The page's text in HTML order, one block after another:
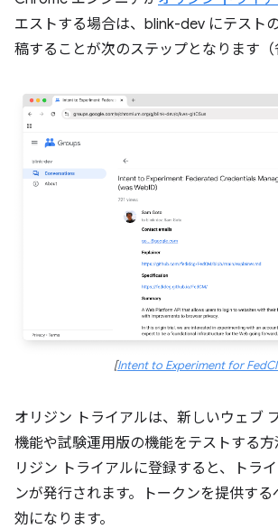
エストする場合は、blink-dev にテスト
稿することが次のステップとなります（
[Intent to Experiment for
オリジン トライアルは、新しいウェブ
機能や試験運用版の機能をテストする
リジン トライアルに登録すると、トラ
ンが発行されます。トークンを提供す
効になります。